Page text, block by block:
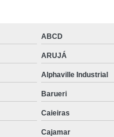
ABCD
ARUJÁ
Alphaville Industrial
Barueri
Caieiras
Cajamar